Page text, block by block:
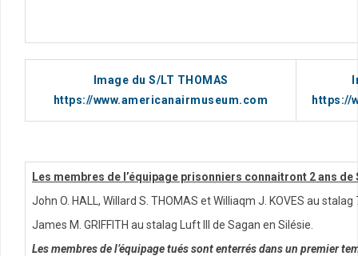
Image du S/LT THOMAS
https://www.americanairmuseum.com
https://
Les membres de l’équipage prisonniers connaitront 2 ans de
John O. HALL, Willard S. THOMAS et Williaqm J. KOVES au
James M. GRIFFITH au stalag Luft III de Sagan en Silésie.
Les membres de l’équipagetuéssont enterrés dans un premier